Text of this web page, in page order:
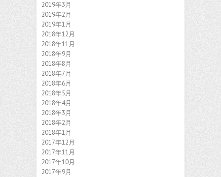
2019年3月
2019年2月
2019年1月
2018年12月
2018年11月
2018年9月
2018年8月
2018年7月
2018年6月
2018年5月
2018年4月
2018年3月
2018年2月
2018年1月
2017年12月
2017年11月
2017年10月
2017年9月